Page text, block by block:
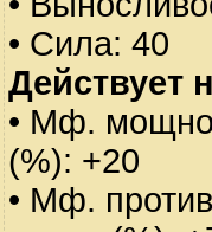
• Сила: 40
Действует
• Мф.
(%): +20
• Мф.